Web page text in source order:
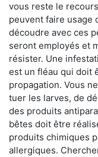
vous reste le
peuvent faire usage
découdre avec ces
seront employés et
résister. Une
est un fléau qui doit
propagation. Vous
tuer les larves, de
des produits
bêtes doit être
produits chimiques
allergiques.